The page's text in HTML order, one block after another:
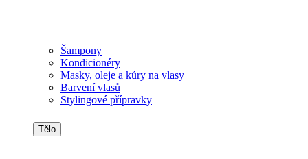
Šampony
Kondicionéry
Masky, oleje a kúry na vlasy
Barvení vlasů
Stylingové přípravky
Tělo